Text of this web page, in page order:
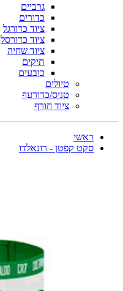
גרביים
כדורים
ציוד כדורגל
ציוד כדורסל
ציוד שחיה
תיקים
כובעים
טיולים
טניס/כדורעף
ציוד חורף
ראשי
סקט קפטן - רונאלדו